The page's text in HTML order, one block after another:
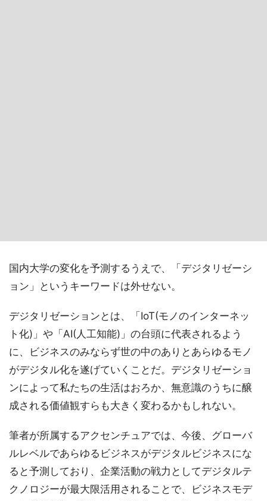
国内大学の変化を予測するうえで、「デジタリゼーシ
ョン」というキーワードは外せない。
デジタリゼーションとは、「IoT(モノのインターネッ
ト化)」や「AI(人工知能)」の台頭に代表されるよう
に、ビジネスのみならず世の中のありとあらゆるモノ
がデジタル化を遂げていくことだ。デジタリゼーショ
ンによって私たちの生活はおろか、無意識のうちに醸
成される価値観すらも大きく変わるかもしれない。
筆者が所属するアクセンチュアでは、今後、グローバ
ルレベルであらゆるビジネスがデジタルビジネスにな
ると予測しており、企業活動の戦力としてデジタルテ
クノロジーが最大限活用されることで、ビジネスモデ